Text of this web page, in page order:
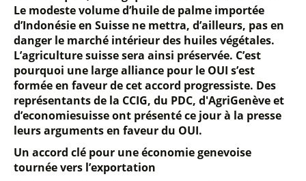
Le modeste volume d’huile de palme importée
d’Indonésie en Suisse ne mettra, d’ailleurs, pas en
danger le marché intérieur des huiles végétales.
L’agriculture suisse sera ainsi préservée. C’est
pourquoi une large alliance pour le OUI s’est
formée en faveur de cet accord progressiste. Des
représentants de la CCIG, du PDC, d'AgriGenève et
d’economiesuisse ont présenté ce jour à la presse
leurs arguments en faveur du OUI.
Un accord clé pour une économie genevoise
tournée vers l’exportation